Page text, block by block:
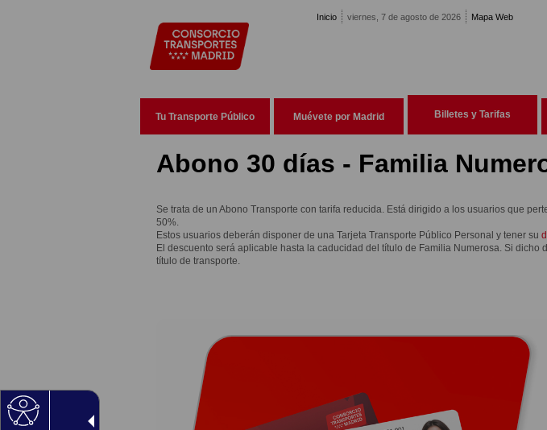
Inicio viernes, 7 de agosto de 2026 Mapa Web
Tu Transporte Público Muévete por Madrid Billetes y Tarifas
Abono 30 días - Familia
Se trata de un Abono Transporte con tarifa reducida. Está dirigido a los usuarios que
50%.
Estos usuarios deberán disponer de una Tarjeta Transporte Público Personal y tener su
El descuento será aplicable hasta la caducidad del título de Familia Numerosa. Si
título de transporte.